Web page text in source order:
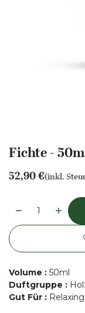
Fichte -
52,90€(inkl.
Volume : 50ml
Duftgruppe :
Gut Für :